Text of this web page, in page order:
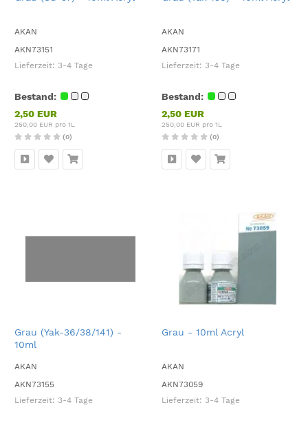
AKAN
AKN73151
Lieferzeit: 3-4 Tage
Bestand:
2,50 EUR
250,00 EUR pro 1L
(0)
AKAN
AKN73171
Lieferzeit: 3-4 Tage
Bestand:
2,50 EUR
250,00 EUR pro 1L
(0)
Grau (Yak-36/38/141) -
10ml
AKAN
AKN73155
Lieferzeit: 3-4 Tage
Grau - 10ml Acryl
AKAN
AKN73059
Lieferzeit: 3-4 Tage